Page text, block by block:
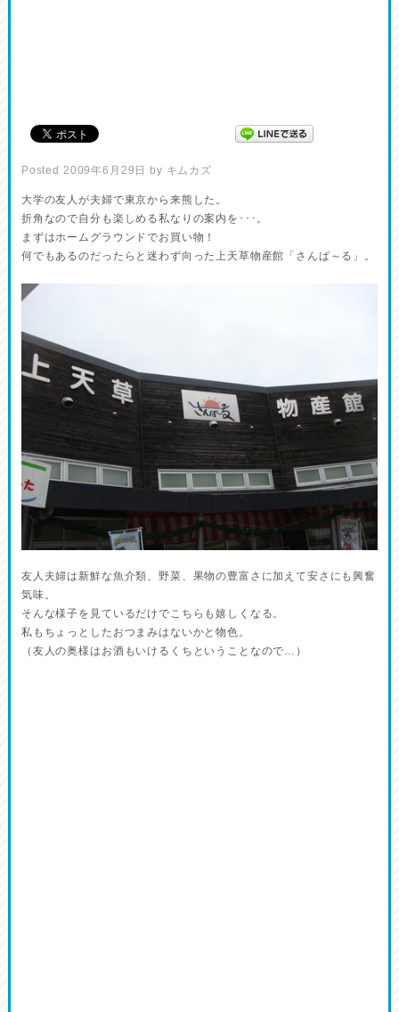
Posted 2009年6月29日 by キムカズ
大学の友人が夫婦で東京から来熊した。
折角なので自分も楽しめる私なりの案内を･･･。
まずはホームグラウンドでお買い物！
何でもあるのだったらと迷わず向った上天草物産館「さんぱ～る」。
友人夫婦は新鮮な魚介類、野菜、果物の豊富さに加えて安さにも興奮
気味。
そんな様子を見ているだけでこちらも嬉しくなる。
私もちょっとしたおつまみはないかと物色。
（友人の奥様はお酒もいけるくちということなので…）